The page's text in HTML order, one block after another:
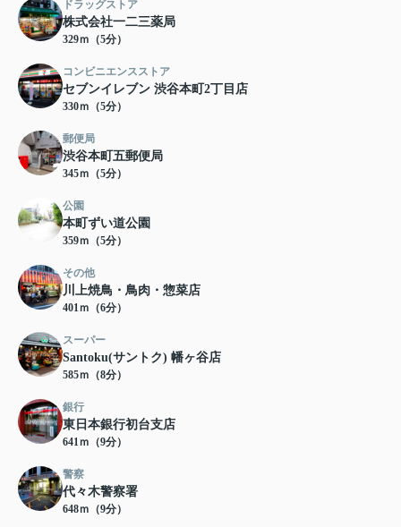
ドラッグストア
株式会社一二三薬局
329ｍ（5分）
コンビニエンスストア
セブンイレブン 渋谷本町2丁目店
330ｍ（5分）
郵便局
渋谷本町五郵便局
345ｍ（5分）
公園
本町ずい道公園
359ｍ（5分）
その他
川上焼鳥・鳥肉・惣菜店
401ｍ（6分）
スーパー
Santoku(サントク) 幡ヶ谷店
585ｍ（8分）
銀行
東日本銀行初台支店
641ｍ（9分）
警察
代々木警察署
648ｍ（9分）